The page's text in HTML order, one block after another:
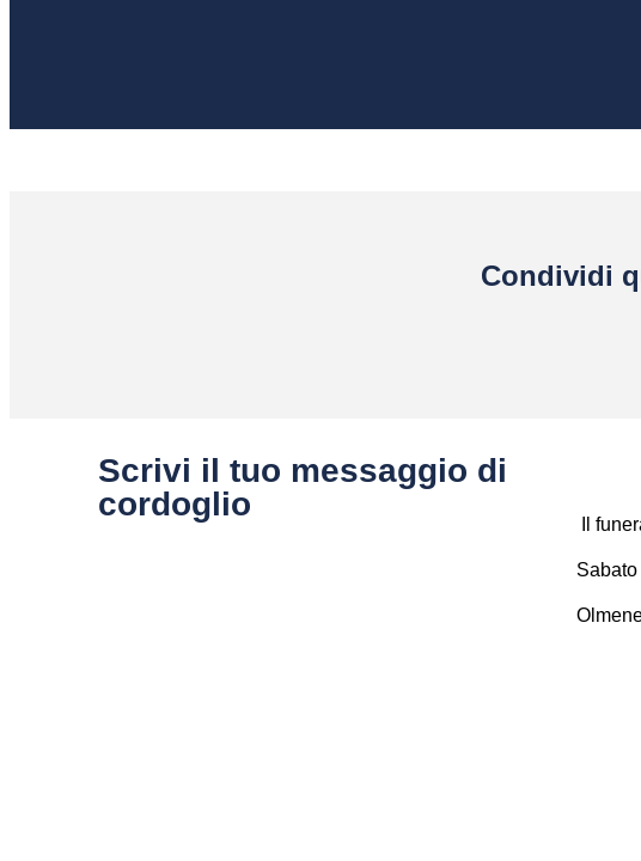
Condividi
Scrivi il tuo messaggio di
cordoglio
Il